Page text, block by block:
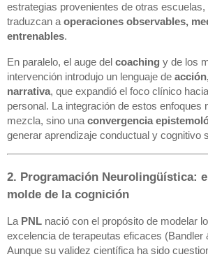
estrategias provenientes de otras
traduzcan a operaciones observables,
entrenables.
En paralelo, el auge del coaching y de los
intervención introdujo un lenguaje de
narrativa, que expandió el foco clínico
personal. La integración de estos enfoques
mezcla, sino una convergencia
generar aprendizaje conductual y cognitivo
2. Programación Neurolingüística:
molde de la cognición
La PNL nació con el propósito de modelar
excelencia de terapeutas eficaces (Bandler
Aunque su validez científica ha sido